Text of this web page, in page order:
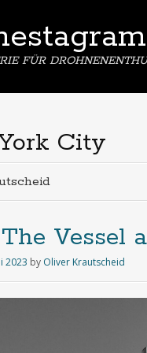
FÜR
City
Vessel
2023 by Oliver Krautscheid